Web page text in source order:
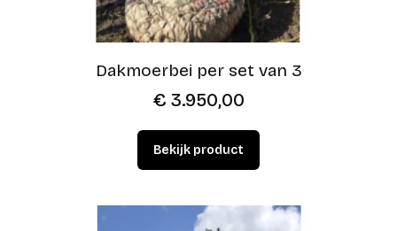
Dakmoerbei per set van 3
€ 3.950,00